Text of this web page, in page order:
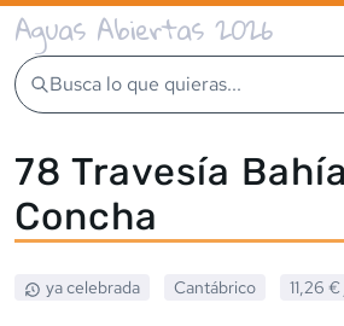
Aguas Abiertas 2026
Busca lo que quieras...
78 Travesía
Concha
ya celebrada Cantábrico 11,26 €